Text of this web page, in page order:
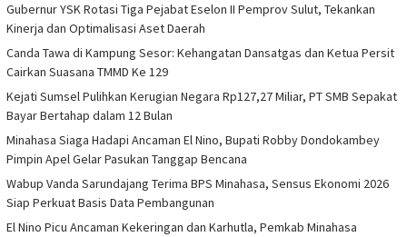
Gubernur YSK Rotasi Tiga Pejabat Eselon II Pemprov Sulut, Tekankan
Kinerja dan Optimalisasi Aset Daerah
Canda Tawa di Kampung Sesor: Kehangatan Dansatgas dan Ketua Persit
Cairkan Suasana TMMD Ke 129
Kejati Sumsel Pulihkan Kerugian Negara Rp127,27 Miliar, PT SMB Sepakat
Bayar Bertahap dalam 12 Bulan
Minahasa Siaga Hadapi Ancaman El Nino, Bupati Robby Dondokambey
Pimpin Apel Gelar Pasukan Tanggap Bencana
Wabup Vanda Sarundajang Terima BPS Minahasa, Sensus Ekonomi 2026
Siap Perkuat Basis Data Pembangunan
El Nino Picu Ancaman Kekeringan dan Karhutla, Pemkab Minahasa